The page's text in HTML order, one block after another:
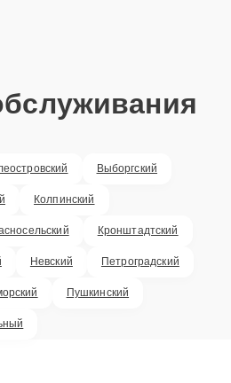
Выборгский
Колпинский
Кронштадтский
Невский Петроградский
Пушкинский